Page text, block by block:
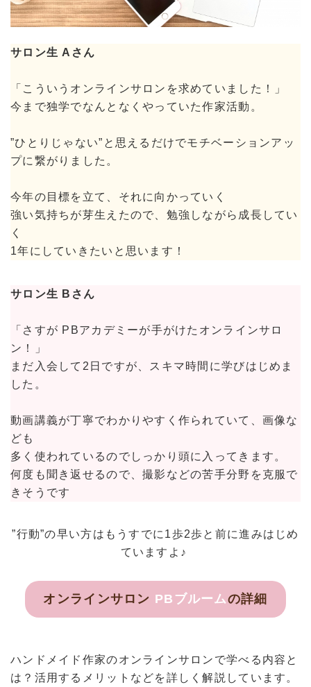
サロン生 Aさん
「こういうオンラインサロンを求めていました！」
今まで独学でなんとなくやっていた作家活動。
”ひとりじゃない”と思えるだけでモチベーションアッ
プに繋がりました。
今年の目標を立て、それに向かっていく
強い気持ちが芽生えたので、勉強しながら成長してい
く
1年にしていきたいと思います！
サロン生 Bさん
「さすが PBアカデミーが手がけたオンラインサロ
ン！」
まだ入会して2日ですが、スキマ時間に学びはじめま
した。
動画講義が丁寧でわかりやすく作られていて、画像な
ども
多く使われているのでしっかり頭に入ってきます。
何度も聞き返せるので、撮影などの苦手分野を克服で
きそうです
”行動”の早い方はもうすでに1歩2歩と前に進みはじめ
ていますよ♪
オンラインサロン PBブルームの詳細
ハンドメイド作家のオンラインサロンで学べる内容と
は？活用するメリットなどを詳しく解説しています。